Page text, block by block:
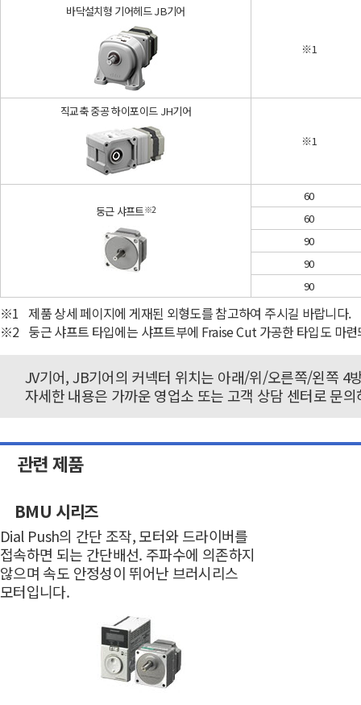
바닥설치형 기어헤드 JB기어
※1
직교축 중공 하이포이드 JH기어
※1
둥근 샤프트※2
60
60
90
90
90
※1 제품 상세 페이지에 게재된 외형도를 참고하여 주시길 바랍니다.
※2 둥근 샤프트 타입에는 샤프트부에 Fraise Cut 가공한 타입도 마
JV기어, JB기어의 커넥터 위치는 아래/위/오른쪽/왼쪽 4
자세한 내용은 가까운 영업소 또는 고객 상담 센터로 문
관련 제품
BMU 시리즈
Dial Push의 간단 조작, 모터와 드라이버를
접속하면 되는 간단배선. 주파수에 의존하지
않으며 속도 안정성이 뛰어난 브러시리스
모터입니다.